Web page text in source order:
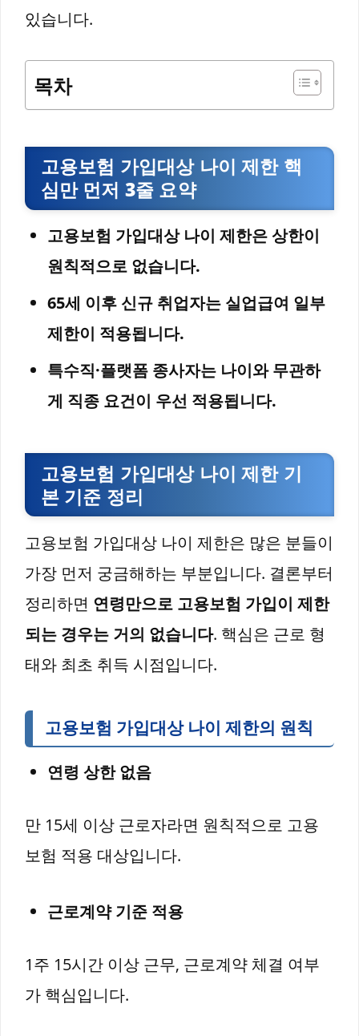
있습니다.
목차
고용보험 가입대상 나이 제한 핵
심만 먼저 3줄 요약
고용보험 가입대상 나이 제한은 상한이
원칙적으로 없습니다.
65세 이후 신규 취업자는 실업급여 일부
제한이 적용됩니다.
특수직·플랫폼 종사자는 나이와 무관하
게 직종 요건이 우선 적용됩니다.
고용보험 가입대상 나이 제한 기
본 기준 정리
고용보험 가입대상 나이 제한은 많은 분들이
가장 먼저 궁금해하는 부분입니다. 결론부터
정리하면 연령만으로 고용보험 가입이 제한
되는 경우는 거의 없습니다. 핵심은 근로 형
태와 최초 취득 시점입니다.
고용보험 가입대상 나이 제한의 원칙
연령 상한 없음
만 15세 이상 근로자라면 원칙적으로 고용
보험 적용 대상입니다.
근로계약 기준 적용
1주 15시간 이상 근무, 근로계약 체결 여부
가 핵심입니다.